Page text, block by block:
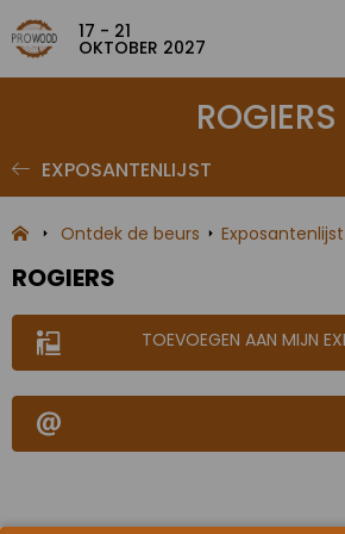
17 - 21
OKTOBER 2027
ROGIERS
EXPOSANTENLIJST
Ontdek de beurs Exposantenlijst
ROGIERS
TOEVOEGEN AAN MIJN